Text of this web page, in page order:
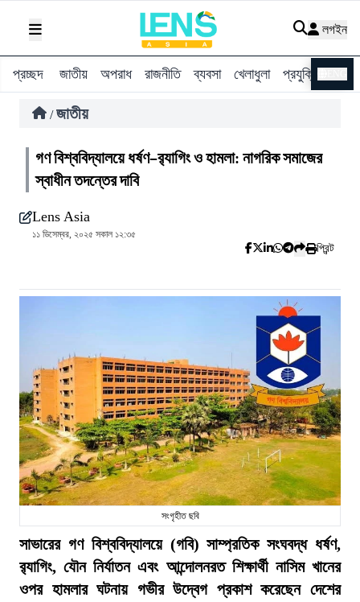
লগইন
প্রচ্ছদ জাতীয় অপরাধ রাজনীতি ব্যবসা খেলাধুলা প্রযুক্তি
/ জাতীয়
গণ বিশ্ববিদ্যালয়ে ধর্ষণ–র‍্যাগিং ও হামলা: নাগরিক সমাজের
স্বাধীন তদন্তের দাবি
Lens Asia
১১ ডিসেম্বর, ২০২৫ সকাল ১২:৩৫
প্রিন্ট
সংগৃহীত ছবি
সাভারের গণ বিশ্ববিদ্যালয়ে (গবি) সাম্প্রতিক সংঘবদ্ধ ধর্ষণ,
র‍্যাগিং, যৌন নির্যাতন এবং আন্দোলনরত শিক্ষার্থী নাসিম খানের
ওপর হামলার ঘটনায় গভীর উদ্বেগ প্রকাশ করেছেন দেশের